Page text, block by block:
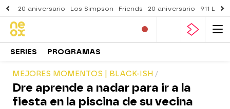
20 aniversario Los Simpson Friends 20 aniversario 911
SERIES PROGRAMAS
MEJORES MOMENTOS | BLACK-ISH
Dre aprende a nadar para ir a la
fiesta en la piscina de su vecina